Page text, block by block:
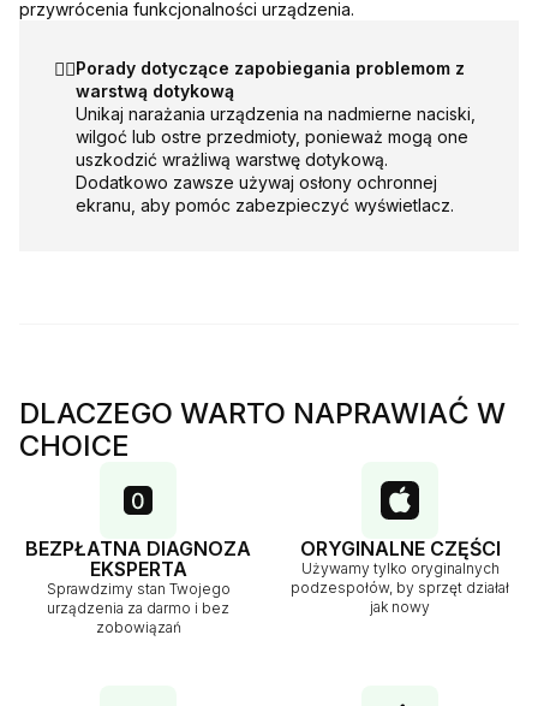
przywrócenia funkcjonalności urządzenia.
☝🏻Porady dotyczące zapobiegania problemom z
warstwą dotykową
Unikaj narażania urządzenia na nadmierne naciski,
wilgoć lub ostre przedmioty, ponieważ mogą one
uszkodzić wrażliwą warstwę dotykową.
Dodatkowo zawsze używaj osłony ochronnej
ekranu, aby pomóc zabezpieczyć wyświetlacz.
DLACZEGO WARTO NAPRAWIAĆ W
CHOICE
BEZPŁATNA DIAGNOZA
EKSPERTA
Sprawdzimy stan Twojego
urządzenia za darmo i bez
zobowiązań
ORYGINALNE CZĘŚCI
Używamy tylko oryginalnych
podzespołów, by sprzęt działał
jak nowy